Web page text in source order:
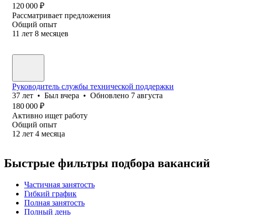
120 000 ₽
Рассматривает предложения
Общий опыт
11 лет 8 месяцев
Руководитель службы технической поддержки
37 лет • Был вчера • Обновлено 7 августа
180 000 ₽
Активно ищет работу
Общий опыт
12 лет 4 месяца
Быстрые фильтры подбора вакансий
Частичная занятость
Гибкий график
Полная занятость
Полный день